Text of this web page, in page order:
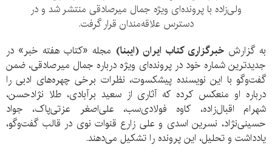
ولی‌زاده با پرونده‌ای ویژه جمال میرصادقی منتشر شد و در
دسترس علاقه‌مندان قرار گرفت.
به گزارشخبرگزاری کتاب ایران (ایبنا) مجله «کتاب هفته خبر» در
جدیدترین شماره خود در پرونده‌ای ویژه درباره جمال میرصادقی، ضمن
گفت‌وگو با این نویسنده پیشکسوت، نظرات برخی چهره‌های ادبی را
درباره او منعکس کرده که آثاری از سعید برآبادی، طلا نژاد‌حسن،
شهرام اقبال‌زاده، کاوه فولادی‌سب، علی‌اصغر عزتی‌پاک، جواد
حسینی‌نژاد، نسرین اسدی و علی زارع قنوات نوی در قالب گفت‌وگو،
یادداشت و تحلیل، این پرونده را تشکیل می‌دهند.